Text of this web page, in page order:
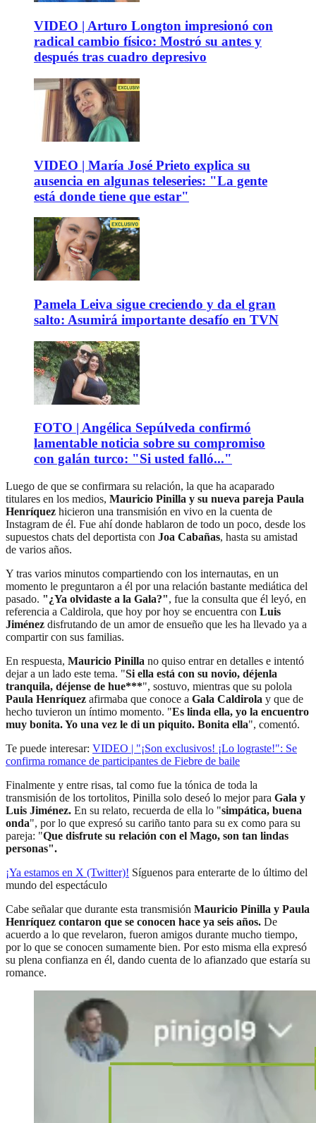
VIDEO | Arturo Longton impresionó con
radical cambio físico: Mostró su antes y
después tras cuadro depresivo
VIDEO | María José Prieto explica su
ausencia en algunas teleseries: "La gente
está donde tiene que estar"
Pamela Leiva sigue creciendo y da el gran
salto: Asumirá importante desafío en TVN
FOTO | Angélica Sepúlveda confirmó
lamentable noticia sobre su compromiso
con galán turco: "Si usted falló..."
Luego de que se confirmara su relación, la que ha acaparado
titulares en los medios, Mauricio Pinilla y su nueva pareja Paula
Henríquez hicieron una transmisión en vivo en la cuenta de
Instagram de él. Fue ahí donde hablaron de todo un poco, desde los
supuestos chats del deportista con Joa Cabañas, hasta su amistad
de varios años.
Y tras varios minutos compartiendo con los internautas, en un
momento le preguntaron a él por una relación bastante mediática del
pasado. "¿Ya olvidaste a la Gala?", fue la consulta que él leyó, en
referencia a Caldirola, que hoy por hoy se encuentra con Luis
Jiménez disfrutando de un amor de ensueño que les ha llevado ya a
compartir con sus familias.
En respuesta, Mauricio Pinilla no quiso entrar en detalles e intentó
dejar a un lado este tema. "Si ella está con su novio, déjenla
tranquila, déjense de hue***", sostuvo, mientras que su polola
Paula Henríquez afirmaba que conoce a Gala Caldirola y que de
hecho tuvieron un íntimo momento. "Es linda ella, yo la encuentro
muy bonita. Yo una vez le di un piquito. Bonita ella", comentó.
Te puede interesar: VIDEO | "¡Son exclusivos! ¡Lo lograste!": Se
confirma romance de participantes de Fiebre de baile
Finalmente y entre risas, tal como fue la tónica de toda la
transmisión de los tortolitos, Pinilla solo deseó lo mejor para Gala y
Luis Jiménez. En su relato, recuerda de ella lo "simpática, buena
onda", por lo que expresó su cariño tanto para su ex como para su
pareja: "Que disfrute su relación con el Mago, son tan lindas
personas".
¡Ya estamos en X (Twitter)! Síguenos para enterarte de lo último del
mundo del espectáculo
Cabe señalar que durante esta transmisión Mauricio Pinilla y Paula
Henríquez contaron que se conocen hace ya seis años. De
acuerdo a lo que revelaron, fueron amigos durante mucho tiempo,
por lo que se conocen sumamente bien. Por esto misma ella expresó
su plena confianza en él, dando cuenta de lo afianzado que estaría su
romance.